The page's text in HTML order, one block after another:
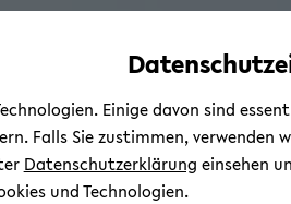
zum
zum
zum
Einige davon sind
Falls Sie zustimmen,
Datenschutzerklärung einsehen
und Technologien.